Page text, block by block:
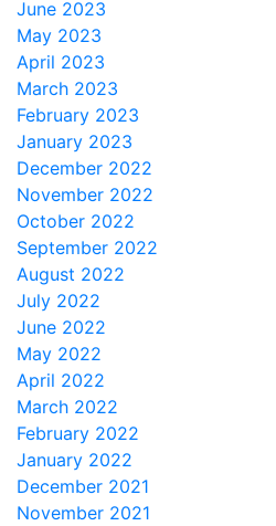
June 2023
May 2023
April 2023
March 2023
February 2023
January 2023
December 2022
November 2022
October 2022
September 2022
August 2022
July 2022
June 2022
May 2022
April 2022
March 2022
February 2022
January 2022
December 2021
November 2021